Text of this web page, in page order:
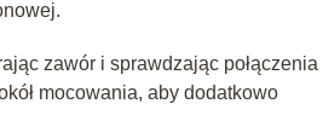
zawór i sprawdzając połączenia
mocowania, aby dodatkowo